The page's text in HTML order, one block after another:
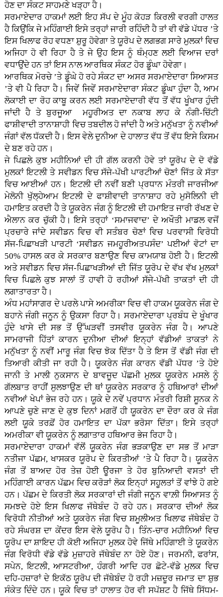
ਹੋਣ ਦਾ ਸੰਕਟ ਸਾਹਮਣੇ ਖੜ੍ਹਾ ਹੈ।
ਸਰਮਾਏਦਾਰ ਹਾਕਮਾਂ ਲਈ ਇਹ ਸੱਪ ਦੇ ਮੂੰਹ ਕੋਹੜ ਕਿਰਲੀ ਵਰਗੀ ਹਾਲਤ
ਹੈ ਕਿਉਂਕਿ ਜੇ ਮਹਿੰਗਾਈ ਇਸੇ ਤਰ੍ਹਾਂ ਜਾਰੀ ਰਹਿੰਦੀ ਹੈ ਤਾਂ ਵੀ ਵੱਡੇ ਪੱਧਰ ’ਤੇ
ਇਸ ਖਿਲਾਫ ਰੋਹ ਵਧਣਾ ਸ਼ੁਰੂ ਹੋਵੇਗਾ ਤੇ ਯੂਰੋਪ ਦੇ ਲਗਭਗ ਸਾਰੇ ਮੁਲਕਾਂ ਵਿਚ
ਅਜਿਹਾ ਹੋ ਵੀ ਰਿਹਾ ਹੈ ਤੇ ਜੇ ਉਹ ਇਸ ਨੂੰ ਥੰਮ੍ਹਣ ਲਈ ਵਿਆਜ ਦਰਾਂ
ਵਧਾਉਂਦੇ ਹਨ ਤਾਂ ਇਸ ਨਾਲ ਆਰਥਿਕ ਸੰਕਟ ਹੋਰ ਡੂੰਘਾ ਹੋਵੇਗਾ।
ਆਰਥਿਕ ਮੋਰਚੇ ’ਤੇ ਡੂੰਘੇ ਹੋ ਰਹੇ ਸੰਕਟ ਦਾ ਅਸਰ ਸਰਮਾਏਦਾਰਾ ਸਿਆਸਤ
’ਤੇ ਵੀ ਪੈ ਰਿਹਾ ਹੈ। ਜਿਵੇਂ ਜਿਵੇਂ ਸਰਮਾਏਦਾਰਾ ਸੰਕਟ ਡੂੰਘਾ ਹੁੰਦਾ ਹੈ, ਆਮ
ਲੋਕਾਈ ਦਾ ਰੋਹ ਕਾਬੂ ਕਰਨ ਲਈ ਸਰਮਾਏਦਾਰੀ ਵੱਧ ਤੋਂ ਵੱਧ ਖੂੰਖਾਰ ਹੁੰਦੀ
ਜਾਂਦੀ ਹੈ ਤੇ ਬੁਰਜੂਆ ਮਹੂਰੀਅਤ ਦਾ ਨਕਾਬ ਲਾਹ ਕੇ ਨੰਗੀ-ਚਿੱਟੀ
ਫਾਸ਼ੀਵਾਦੀ ਤਾਨਾਸ਼ਾਹੀ ਵਿਚ ਤਬਦੀਲ ਹੋ ਜਾਂਦੀ ਹੈ ਅਤੇ ਮਨੁੱਖਤਾ ਨੂੰ ਨਵੀਆਂ
ਜੰਗਾਂ ਵੱਲ ਧੱਕਦੀ ਹੈ। ਇਸ ਵੇਲੇ ਦੁਨੀਆ ਦੇ ਹਾਲਾਤ ਵੱਧ ਤੋਂ ਵੱਧ ਇਸੇ ਕਿਸਮ
ਦੇ ਬਣ ਰਹੇ ਹਨ।
ਜੇ ਪਿਛਲੇ ਕੁਝ ਮਹੀਨਿਆਂ ਦੀ ਹੀ ਗੱਲ ਕਰਨੀ ਹੋਵੇ ਤਾਂ ਯੂਰੋਪ ਦੇ ਦੋ ਵੱਡੇ
ਮੁਲਕਾਂ ਇਟਲੀ ਤੇ ਸਵੀਡਨ ਵਿਚ ਸੱਜੇ-ਪੱਖੀ ਪਾਰਟੀਆਂ ਚੋਣਾਂ ਜਿੱਤ ਕੇ ਸੱਤਾ
ਵਿਚ ਆਈਆਂ ਹਨ। ਇਟਲੀ ਦੀ ਨਵੀਂ ਬਣੀ ਪ੍ਰਧਾਨ ਮੰਤਰੀ ਜਾਰਜੀਆ
ਮੇਲੋਨੀ ਖੁੱਲ੍ਹੇਆਮ ਇਟਲੀ ਦੇ ਫਾਸ਼ੀਵਾਦੀ ਤਾਨਾਸ਼ਾਹ ਰਹੇ ਮੁਸੋਲਿਨੀ ਦੀ
ਹਮਾਇਤ ਕਰਦੀ ਹੈ ਤੇ ਯੂਕਰੇਨ ਜੰਗ ਨੂੰ ਇਟਲੀ ਦੀ ਹਮਾਇਤ ਜਾਰੀ ਰੱਖਣ ਦੇ
ਐਲਾਨ ਕਰ ਚੁੱਕੀ ਹੈ। ਇਸੇ ਤਰ੍ਹਾਂ ‘ਸਮਾਜਵਾਦ’ ਦੇ ਅਖੌਤੀ ਮਾਡਲ ਵਜੋਂ
ਪ੍ਰਚਾਰੇ ਜਾਂਦੇ ਸਵੀਡਨ ਵਿਚ ਵੀ ਸਤੰਬਰ ਚੋਣਾਂ ਵਿਚ ਪਰਵਾਸੀ ਵਿਰੋਧੀ
ਸੱਜ-ਪਿਛਾਖੜੀ ਪਾਰਟੀ ‘ਸਵੀਡਨ ਜਮਹੂਰੀਅਤਪਸੰਦ’ ਪਈਆਂ ਵੋਟਾਂ ਦਾ
50% ਹਾਸਲ ਕਰ ਕੇ ਸਰਕਾਰ ਬਣਾਉਣ ਵਿਚ ਕਾਮਯਾਬ ਹੋਈ ਹੈ। ਇਟਲੀ
ਅਤੇ ਸਵੀਡਨ ਵਿਚ ਸੱਜ-ਪਿਛਾਖੜੀਆਂ ਦੀ ਜਿੱਤ ਯੂਰੋਪ ਦੇ ਵੱਖ ਵੱਖ ਮੁਲਕਾਂ
ਵਿਚ ਪਿਛਲੇ ਕੁਝ ਸਾਲਾਂ ਤੋਂ ਹਾਵੀ ਹੋ ਰਹੀਆਂ ਸੱਜੇ-ਪੱਖੀ ਤਾਕਤਾਂ ਦੀ ਹੀ
ਲਗਾਤਾਰਤਾ ਹੈ।
ਅੰਧ ਮਹਾਂਸਾਗਰ ਦੇ ਪਰਲੇ ਪਾਸੇ ਅਮਰੀਕਾ ਵਿਚ ਵੀ ਹਾਕਮ ਯੂਕਰੇਨ ਜੰਗ ਦੇ
ਬਹਾਨੇ ਜੰਗੀ ਜਨੂਨ ਨੂੰ ਉਕਸਾ ਰਿਹਾ ਹੈ। ਸਰਮਾਏਦਾਰਾ ਪ੍ਰਬੰਧ ਦੇ ਖੂੰਖਾਰ
ਹੁੰਦੇ ਖਾਸੇ ਦੀ ਸਭ ਤੋਂ ਉੱਘੜਵੀਂ ਤਸਵੀਰ ਯੂਕਰੇਨ ਜੰਗ ਹੈ। ਆਪਣੇ
ਸਾਮਰਾਜੀ ਹਿੱਤਾਂ ਕਾਰਨ ਦੁਨੀਆ ਦੀਆਂ ਇਨ੍ਹਾਂ ਵੱਡੀਆਂ ਤਾਕਤਾਂ ਨੇ
ਮਨੁੱਖਤਾ ਨੂੰ ਨਵੀਂ ਮਾਰੂ ਜੰਗ ਵਿਚ ਝੋਕ ਦਿੱਤਾ ਹੈ ਤੇ ਇਸ ਤੋਂ ਵੱਡੀ ਜੰਗ ਦੀ
ਤਿਆਰੀ ਕੀਤੀ ਜਾ ਰਹੀ ਹੈ। ਯੂਕਰੇਨ ਜੰਗ ਕਾਰਨ ਵੱਡੀ ਪੱਧਰ ’ਤੇ ਹੋਏ
ਜਾਨੀ ਤੇ ਮਾਲੀ ਨੁਕਸਾਨ ਦੇ ਬਾਵਜੂਦ ਪੱਛਮੀ ਮੁਲਕ ਯੂਕਰੇਨ ਮਸਲੇ ਨੂੰ
ਗੱਲਬਾਤ ਰਾਹੀਂ ਸੁਲਝਾਉਣ ਦੀ ਥਾਂ ਯੂਕਰੇਨ ਸਰਕਾਰ ਨੂੰ ਹਥਿਆਰਾਂ ਦੀਆਂ
ਨਵੀਆਂ ਖੇਪਾਂ ਭੇਜ ਰਹੇ ਹਨ। ਯੂਕੇ ਦੇ ਨਵੇਂ ਪ੍ਰਧਾਨ ਮੰਤਰੀ ਰਿਸ਼ੀ ਸੂਨਕ ਨੇ
ਆਪਣੇ ਚੁਣੇ ਜਾਣ ਦੇ ਕੁਝ ਦਿਨਾਂ ਮਗਰੋਂ ਹੀ ਯੂਕਰੇਨ ਦਾ ਦੌਰਾ ਕਰ ਕੇ ਜੰਗ
ਲਈ ਯੂਕੇ ਤਰਫ਼ੋਂ ਹੋਰ ਹਮਾਇਤ ਦਾ ਪੱਕਾ ਭਰੋਸਾ ਦਿੱਤਾ। ਇਸੇ ਤਰ੍ਹਾਂ
ਅਮਰੀਕਾ ਵੀ ਯੂਕਰੇਨ ਨੂੰ ਲਗਾਤਾਰ ਹਥਿਆਰ ਭੇਜ ਰਿਹਾ ਹੈ।
ਸਰਮਾਏਦਾਰਾ ਹਾਕਮਾਂ ਵੱਲੋਂ ਯੂਕਰੇਨ ਜੰਗ ਭੜਕਾਉਣ ਦਾ ਸਭ ਤੋਂ ਮਾੜਾ
ਨਤੀਜਾ ਪੱਛਮ, ਖਾਸਕਰ ਯੂਰੋਪ ਦੇ ਕਿਰਤੀਆਂ ’ਤੇ ਪੈ ਰਿਹਾ ਹੈ। ਯੂਕਰੇਨ
ਜੰਗ ਤੋਂ ਬਾਅਦ ਹੋਰ ਤੇਜ਼ ਹੋਈ ਊਰਜਾ ਤੇ ਹੋਰ ਬੁਨਿਆਦੀ ਵਸਤਾਂ ਦੀ
ਮਹਿੰਗਾਈ ਕਾਰਨ ਪੱਛਮ ਵਿਚ ਕਰੋੜਾਂ ਲੋਕ ਇਨ੍ਹਾਂ ਸਹੂਲਤਾਂ ਤੋਂ ਵਾਂਝੇ ਹੋ ਗਏ
ਹਨ। ਪੱਛਮ ਦੇ ਕਿਰਤੀ ਲੋਕ ਸਰਕਾਰਾਂ ਦੀ ਜੰਗੀ ਜਨੂਨ ਵਾਲ਼ੀ ਸਿਆਸਤ ਨੂੰ
ਸਮਝਦੇ ਹੋਏ ਇਸ ਖਿਲਾਫ ਜੱਥੇਬੰਦ ਹੋ ਰਹੇ ਹਨ। ਸਰਕਾਰ ਦੀਆਂ ਲੋਕ
ਵਿਰੋਧੀ ਨੀਤੀਆਂ ਅਤੇ ਯੂਕਰੇਨ ਜੰਗ ਵਿਚ ਸ਼ਮੂਲੀਅਤ ਖਿਲਾਫ ਜੱਥੇਬੰਦ ਹੋ
ਰਹੇ ਸੰਘਰਸ਼ ਦਾ ਕੇਂਦਰ ਇਸ ਵੇਲੇ ਯੂਰੋਪ ਹੈ। ਤਿੰਨ-ਚਾਰ ਮਹੀਨਿਆਂ ਵਿਚ
ਯੂਰੋਪ ਦਾ ਸ਼ਾਇਦ ਹੀ ਕੋਈ ਅਜਿਹਾ ਮੁਲਕ ਹੋਵੇ ਜਿੱਥੇ ਮਹਿੰਗਾਈ ਤੇ ਯੂਕਰੇਨ
ਜੰਗ ਵਿਰੋਧੀ ਵੱਡੇ ਵੱਡੇ ਮੁਜ਼ਾਹਰੇ ਜੱਥੇਬੰਦ ਨਾ ਹੋਏ ਹੋਣ। ਜਰਮਨੀ, ਫਰਾਂਸ,
ਸਪੇਨ, ਇਟਲੀ, ਆਸਟਰੀਆ, ਹੰਗਰੀ ਆਦਿ ਹਰ ਛੋਟੇ-ਵੱਡੇ ਮੁਲਕ ਵਿਚ
ਦਹਿ-ਹਜ਼ਾਰਾਂ ਦੇ ਇਕੱਠ ਯੂਰੋਪ ਦੀ ਜੱਥੇਬੰਦ ਹੋ ਰਹੀ ਮਜ਼ਦੂਰ ਜਮਾਤ ਦਾ ਸ਼ੁਭ
ਸੰਕੇਤ ਦਿੰਦੇ ਹਨ। ਯੂਕੇ ਵਿਚ ਤਾਂ ਹਾਲਾਤ ਹੋਰ ਵੀ ਸਪੱਸ਼ਟ ਹੈ ਜਿੱਥੇ ਸਿੱਧਮ-